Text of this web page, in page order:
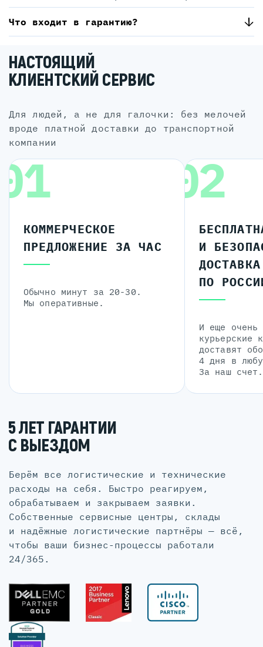
Что входит в гарантию?
НАСТОЯЩИЙ
КЛИЕНТСКИЙ СЕРВИС
для людей, а не для галочки: без мелочей
вроде платной доставки до транспортной
компании
КОММЕРЧЕСКОЕ
ПРЕДЛОЖЕНИЕ ЗА ЧАС
Обычно минут за 20-30.
Мы оперативные.
02
И
ДОСТАВКА
ПО
И еще очень
курьерские
доставят
4 дня в
За наш счет.
5 ЛЕТ ГАРАНТИИ
С ВЫЕЗДОМ
Берём все логистические и технические
расходы на себя. Быстро реагируем,
обрабатываем и закрываем заявки.
Собственные сервисные центры, склады
и надёжные логистические партнёры — всё,
чтобы ваши бизнес-процессы работали
24/365.